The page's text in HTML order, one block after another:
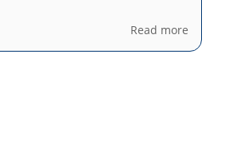
Read more